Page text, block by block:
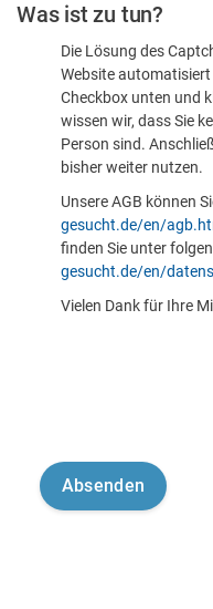
sind
Was ist zu tun?
Die Lösung des
Website
Checkbox unten und
wissen wir, dass Sie
Person sind.
bisher weiter nutzen.
Unsere AGB können
gesucht.de/en/
finden Sie unter
gesucht.de/en/
Vielen Dank für Ihre